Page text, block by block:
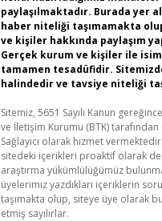
paylaşılmaktadır. Burada yer
haber niteliği taşımamakta
ve kişiler hakkında paylaşım
Gerçek kurum ve kişiler ile
tamamen tesadüfidir.
halindedir ve tavsiye niteliği
Sitemiz, 5651 Sayılı Kanun
ve İletişim Kurumu (BTK)
Sağlayıcı olarak hizmet
sitedeki içerikleri proaktif olarak
araştırma yükümlülüğümüz
üyelerimiz yazdıkları içeriklerin
taşımakta olup, siteye üye olarak
etmiş sayılırlar.